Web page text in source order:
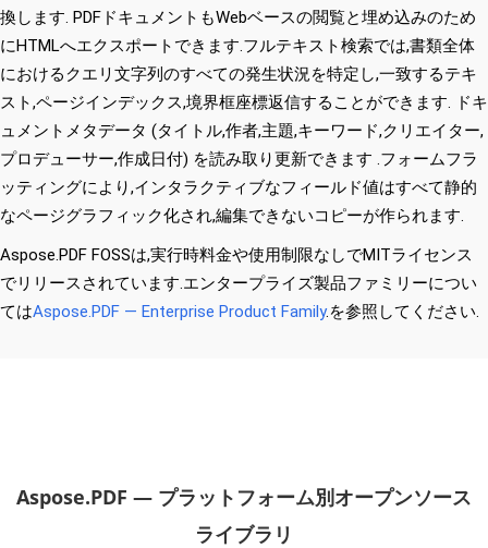
換します. PDFドキュメントもWebベースの閲覧と埋め込みのため
にHTMLへエクスポートできます.フルテキスト検索では,書類全体
におけるクエリ文字列のすべての発生状況を特定し,一致するテキ
スト,ページインデックス,境界框座標返信することができます. ドキ
ュメントメタデータ (タイトル,作者,主題,キーワード,クリエイター,
プロデューサー,作成日付) を読み取り更新できます .フォームフラ
ッティングにより,インタラクティブなフィールド値はすべて静的
なページグラフィック化され,編集できないコピーが作られます.
Aspose.PDF FOSSは,実行時料金や使用制限なしでMITライセンス
でリリースされています.エンタープライズ製品ファミリーについ
てはAspose.PDF — Enterprise Product Family.を参照してください.
Aspose.PDF — プラットフォーム別オープンソース
ライブラリ